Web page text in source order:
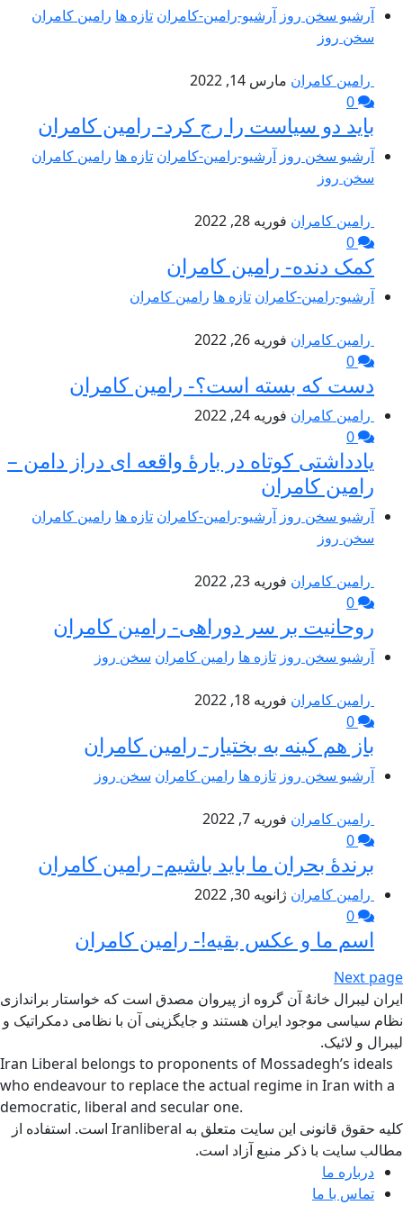
آرشیو سخن روز آرشیو-رامین-کامران تازه ها رامین کامران
سخن روز
رامین کامران مارس 14, 2022
باید دو سیاست را رج کرد- رامین کامران
آرشیو سخن روز آرشیو-رامین-کامران تازه ها رامین کامران
سخن روز
رامین کامران فوریه 28, 2022
کمک دنده- رامین کامران
آرشیو-رامین-کامران تازه ها رامین کامران
رامین کامران فوریه 26, 2022
دست که بسته است؟- رامین کامران
رامین کامران فوریه 24, 2022
یادداشتی کوتاه در بارۀ واقعه ای دراز دامن –
رامین کامران
آرشیو سخن روز آرشیو-رامین-کامران تازه ها رامین کامران
سخن روز
رامین کامران فوریه 23, 2022
روحانیت بر سر دوراهی- رامین کامران
آرشیو سخن روز تازه ها رامین کامران سخن روز
رامین کامران فوریه 18, 2022
باز هم کینه به بختیار- رامین کامران
آرشیو سخن روز تازه ها رامین کامران سخن روز
رامین کامران فوریه 7, 2022
برندۀ بحران ما باید باشیم- رامین کامران
رامین کامران ژانویه 30, 2022
اسم ما و عکس بقیه!- رامین کامران
Next page
ایران لیبرال خانهٌ آن گروه از پیروان مصدق است که خواستار براندازی
نظام سیاسی موجود ایران هستند و جایگزینی آن با نظامی دمکراتیک و
لیبرال و لائیک.
Iran Liberal belongs to proponents of Mossadegh’s ideals
who endeavour to replace the actual regime in Iran with a
democratic, liberal and secular one.
کلیه حقوق قانونی این سایت متعلق به Iranliberal است. استفاده از
مطالب سایت با ذکر منبع آزاد است.
درباره ما
تماس با ما